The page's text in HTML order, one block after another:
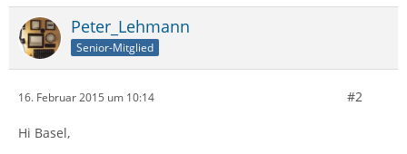
Peter_Lehmann
Senior-Mitglied
16. Februar 2015 um 10:14 #2
Hi Basel,